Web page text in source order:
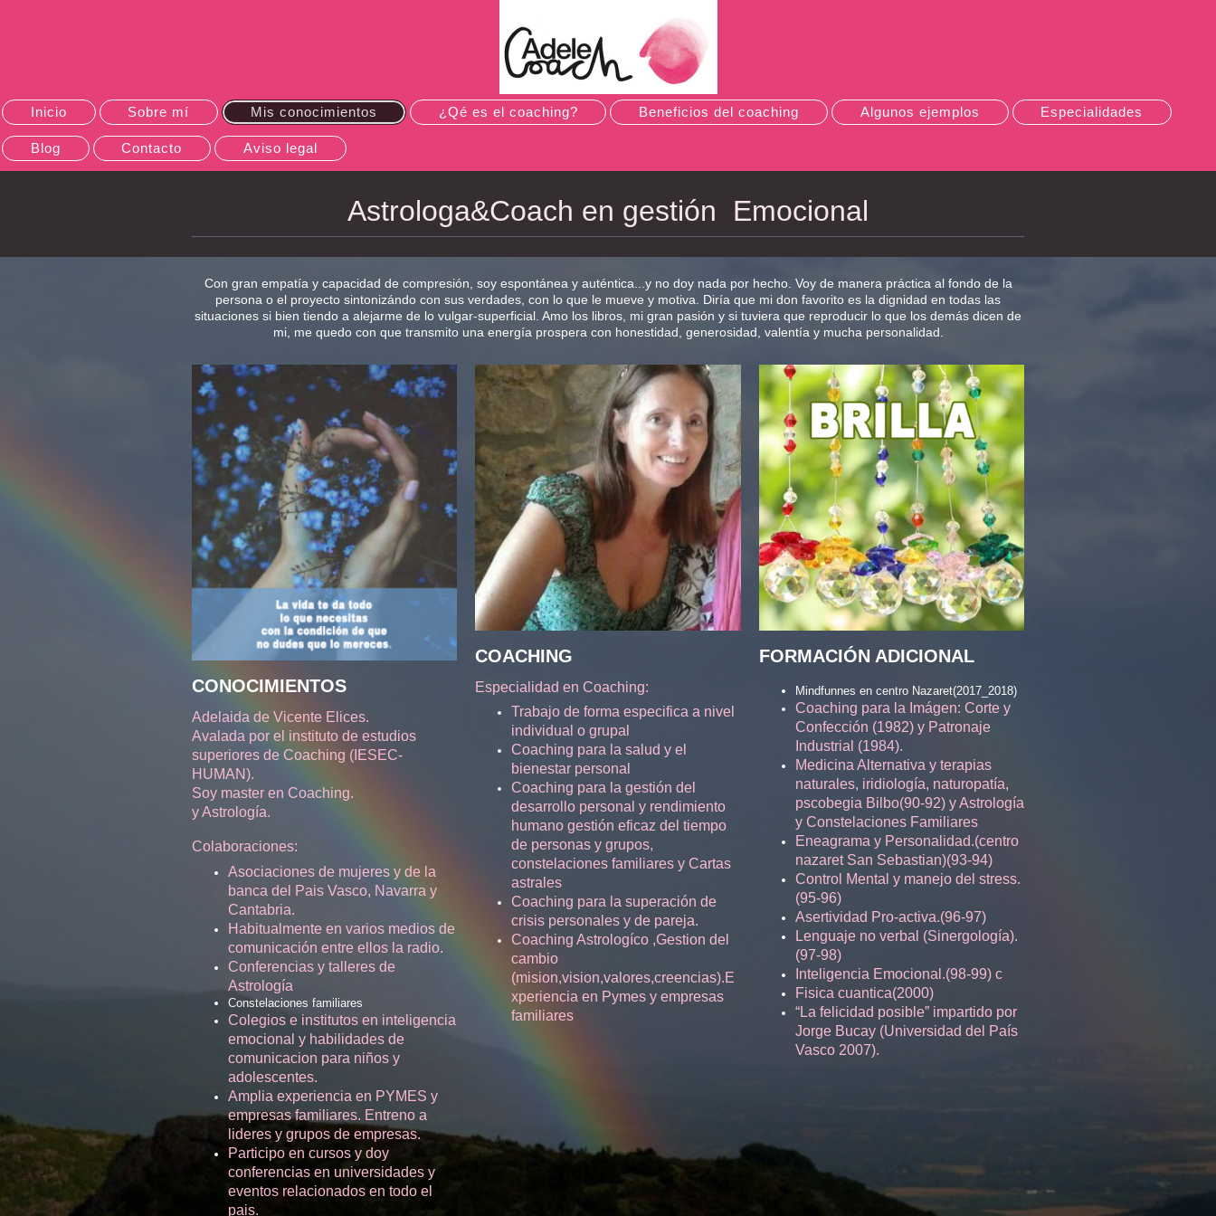
Inicio Sobre mí Mis conocimientos ¿Qé es el coaching? Beneficios del coaching Algunos ejemplos Especialidades
Blog Contacto Aviso legal
Astrologa&Coach en gestión Emocional
Con gran empatía y capacidad de compresión, soy espontánea y auténtica...y no doy nada por hecho. Voy de manera práctica al fondo de la
persona o el proyecto sintonizándo con sus verdades, con lo que le mueve y motiva. Diría que mi don favorito es la dignidad en todas las
situaciones si bien tiendo a alejarme de lo vulgar-superficial. Amo los libros, mi gran pasión y si tuviera que reproducir lo que los demás dicen de
mi, me quedo con que transmito una energía prospera con honestidad, generosidad, valentía y mucha personalidad.
CONOCIMIENTOS
Adelaida de Vicente Elices.
Avalada por el instituto de estudios
superiores de Coaching (IESEC-
HUMAN).
Soy master en Coaching.
y Astrología.
Colaboraciones:
Asociaciones de mujeres y de la
banca del Pais Vasco, Navarra y
Cantabria.
Habitualmente en varios medios de
comunicación entre ellos la radio.
Conferencias y talleres de
Astrología
Constelaciones familiares
Colegios e institutos en inteligencia
emocional y habilidades de
comunicacion para niños y
adolescentes.
Amplia experiencia en PYMES y
empresas familiares. Entreno a
lideres y grupos de empresas.
Participo en cursos y doy
conferencias en universidades y
eventos relacionados en todo el
pais.
COACHING
Especialidad en Coaching:
Trabajo de forma especifica a nivel
individual o grupal
Coaching para la salud y el
bienestar personal
Coaching para la gestión del
desarrollo personal y rendimiento
humano gestión eficaz del tiempo
de personas y grupos,
constelaciones familiares y Cartas
astrales
Coaching para la superación de
crisis personales y de pareja.
Coaching Astrologíco ,Gestion del
cambio
(mision,vision,valores,creencias).E
xperiencia en Pymes y empresas
familiares
FORMACIÓN ADICIONAL
Mindfunnes en centro Nazaret(2017_2018)
Coaching para la Imágen: Corte y
Confección (1982) y Patronaje
Industrial (1984).
Medicina Alternativa y terapias
naturales, iridiología, naturopatía,
pscobegia Bilbo(90-92) y Astrología
y Constelaciones Familiares
Eneagrama y Personalidad.(centro
nazaret San Sebastian)(93-94)
Control Mental y manejo del stress.
(95-96)
Asertividad Pro-activa.(96-97)
Lenguaje no verbal (Sinergología).
(97-98)
Inteligencia Emocional.(98-99) c
Fisica cuantica(2000)
“La felicidad posible” impartido por
Jorge Bucay (Universidad del País
Vasco 2007).